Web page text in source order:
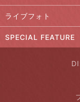
ライブフォト
SPECIAL FEATURE